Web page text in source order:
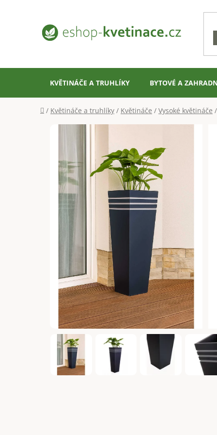
KVĚTINÁČE A TRUHLÍKY BYTOVÉ A
Domů
/ Květináče a truhlíky / Květináče / Vysoké květináče /